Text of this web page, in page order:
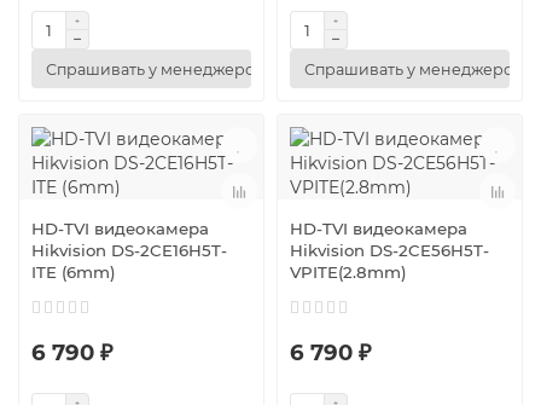
Спрашивать у менеджеров Спрашивать у менеджеров
HD-TVI видеокамера
Hikvision DS-2CE16H5T-
ITE (6mm)
6 790 ₽
HD-TVI видеокамера
Hikvision DS-2CE56H5T-
VPITE(2.8mm)
6 790 ₽